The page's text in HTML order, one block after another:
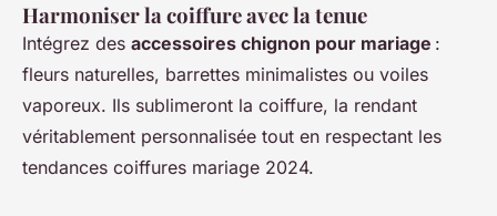
Harmoniser la coiffure avec la tenue
Intégrez des accessoires chignon pour mariage :
fleurs naturelles, barrettes minimalistes ou voiles
vaporeux. Ils sublimeront la coiffure, la rendant
véritablement personnalisée tout en respectant les
tendances coiffures mariage 2024.